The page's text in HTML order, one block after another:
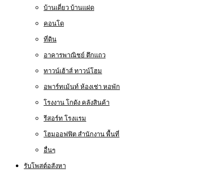
บ้านเดี่ยว บ้านแฝด
คอนโด
ที่ดิน
อาคารพาณิชย์ ตึกแถว
ทาวน์เฮ้าส์ ทาวน์โฮม
อพาร์ทเม้นท์ ห้องเช่า หอพัก
โรงงาน โกดัง คลังสินค้า
รีสอร์ท โรงแรม
โฮมออฟฟิต สำนักงาน พื้นที่
อื่นๆ
รับโพสต์อสังหา